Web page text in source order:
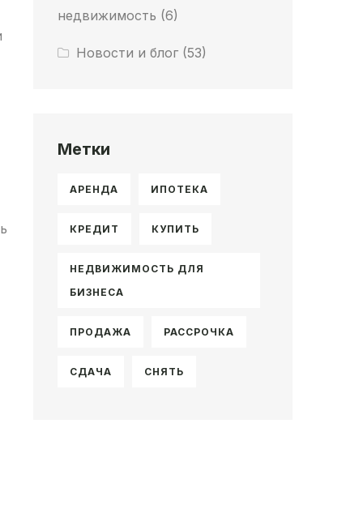
недвижимость (6)
Новости и блог (53)
Метки
АРЕНДА ИПОТЕКА
КРЕДИТ КУПИТЬ
НЕДВИЖИМОСТЬ ДЛЯ
БИЗНЕСА
ПРОДАЖА РАССРОЧКА
СДАЧА СНЯТЬ